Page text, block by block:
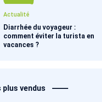
Actualité
Diarrhée du voyageur :
comment éviter la turista en
vacances ?
vendus